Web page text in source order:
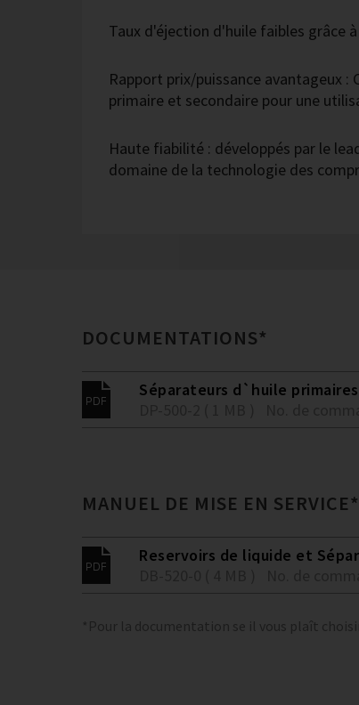
Taux d'éjection d'huile faibles grâce
Rapport prix/puissance avantageux :
primaire et secondaire pour une
Haute fiabilité : développés par le
domaine de la technologie des
DOCUMENTATIONS*
Séparateurs d`huile
MANUEL DE MISE EN SERVICE*
Reservoirs de liquide et
*Pour la documentation se il vous plaît